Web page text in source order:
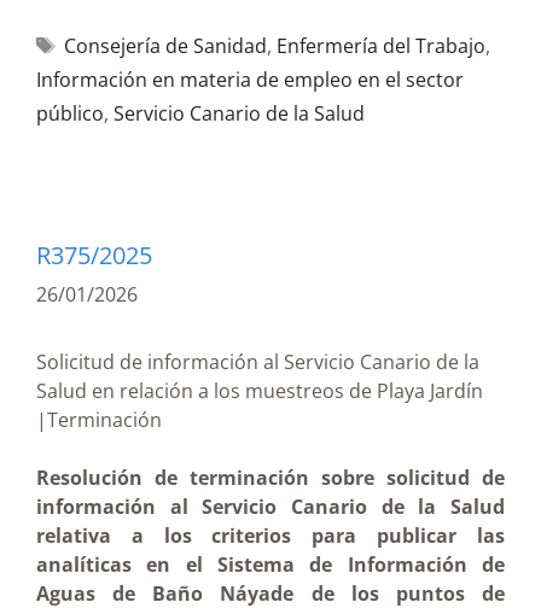
Consejería de Sanidad, Enfermería del Trabajo,
Información en materia de empleo en el sector
público, Servicio Canario de la Salud
R375/2025
26/01/2026
Solicitud de información al Servicio Canario de la
Salud en relación a los muestreos de Playa Jardín
|Terminación
Resolución de terminación sobre solicitud de
información al Servicio Canario de la Salud
relativa a los criterios para publicar las
analíticas en el Sistema de Información de
Aguas de Baño Náyade de los puntos de